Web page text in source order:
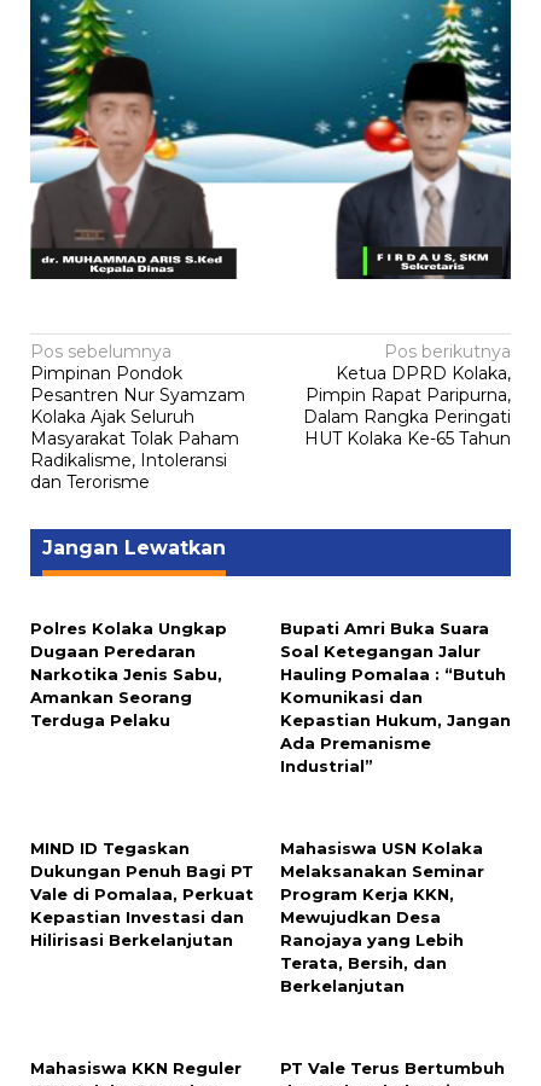
Navigasi
pos
Pos sebelumnya
Pimpinan Pondok
Pesantren Nur Syamzam
Kolaka Ajak Seluruh
Masyarakat Tolak Paham
Radikalisme, Intoleransi
dan Terorisme
Pos berikutnya
Ketua DPRD Kolaka,
Pimpin Rapat Paripurna,
Dalam Rangka Peringati
HUT Kolaka Ke-65 Tahun
Jangan Lewatkan
Polres Kolaka Ungkap
Dugaan Peredaran
Narkotika Jenis Sabu,
Amankan Seorang
Terduga Pelaku
Bupati Amri Buka Suara
Soal Ketegangan Jalur
Hauling Pomalaa : “Butuh
Komunikasi dan
Kepastian Hukum, Jangan
Ada Premanisme
Industrial”
MIND ID Tegaskan
Dukungan Penuh Bagi PT
Vale di Pomalaa, Perkuat
Kepastian Investasi dan
Hilirisasi Berkelanjutan
Mahasiswa USN Kolaka
Melaksanakan Seminar
Program Kerja KKN,
Mewujudkan Desa
Ranojaya yang Lebih
Terata, Bersih, dan
Berkelanjutan
Mahasiswa KKN Reguler
PT Vale Terus Bertumbuh